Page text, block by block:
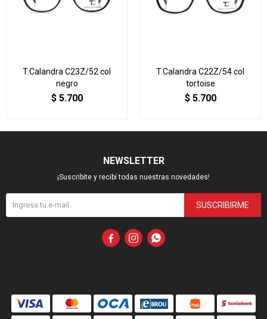
T.Calandra C23Z/52 col
negro
$ 5.700
T.Calandra C22Z/54 col
tortoise
$ 5.700
NEWSLETTER
¡Suscribite y recibí todas nuestras novedades!
SUSCRIBIRME
  